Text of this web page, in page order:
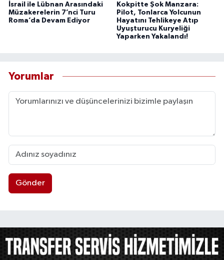
İsrail ile Lübnan Arasındaki
Müzakerelerin 7’nci Turu
Roma’da Devam Ediyor
Kokpitte Şok Manzara:
Pilot, Tonlarca Yolcunun
Hayatını Tehlikeye Atıp
Uyuşturucu Kuryeliği
Yaparken Yakalandı!
Yorumlar
Gönder